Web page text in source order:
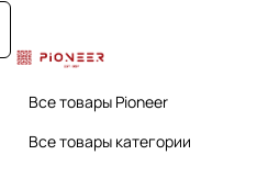
Все товары Pioneer
Все товары категории